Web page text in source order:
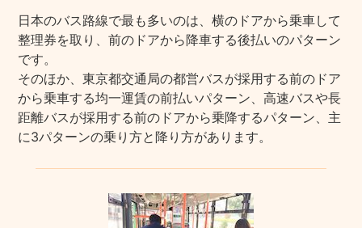
日本のバス路線で最も多いのは、横のドアから乗車して
整理券を取り、前のドアから降車する後払いのパターン
です。
そのほか、東京都交通局の都営バスが採用する前のドア
から乗車する均一運賃の前払いパターン、高速バスや長
距離バスが採用する前のドアから乗降するパターン、主
に3パターンの乗り方と降り方があります。